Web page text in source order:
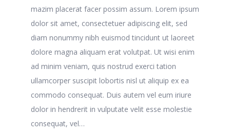
mazim placerat facer possim assum. Lorem ipsum
dolor sit amet, consectetuer adipiscing elit, sed
diam nonummy nibh euismod tincidunt ut laoreet
dolore magna aliquam erat volutpat. Ut wisi enim
ad minim veniam, quis nostrud exerci tation
ullamcorper suscipit lobortis nisl ut aliquip ex ea
commodo consequat. Duis autem vel eum iriure
dolor in hendrerit in vulputate velit esse molestie
consequat, vel…